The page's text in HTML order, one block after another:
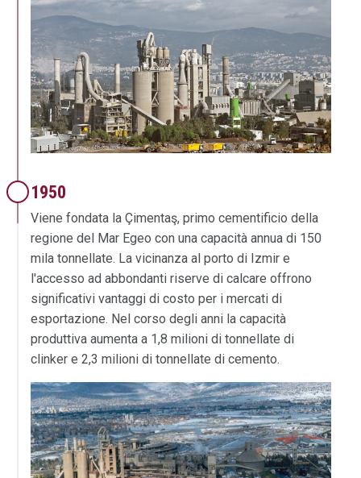
1950
Viene fondata la Çimentaş, primo cementificio della
regione del Mar Egeo con una capacità annua di 150
mila tonnellate. La vicinanza al porto di Izmir e
l'accesso ad abbondanti riserve di calcare offrono
significativi vantaggi di costo per i mercati di
esportazione. Nel corso degli anni la capacità
produttiva aumenta a 1,8 milioni di tonnellate di
clinker e 2,3 milioni di tonnellate di cemento.